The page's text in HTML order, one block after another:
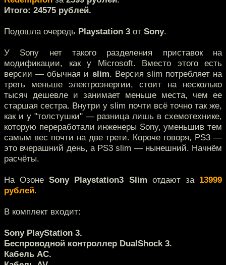
Итого: 24575 рублей.
Подошла очередь Playstation 3 от Sony.
У Sony нет такого разделения приставок на
модификации, как у Microsoft. Вместо этого есть
версии — обычная и slim. Версия slim потребляет на
треть меньше электроэнергии, стоит на несколько
тысяч дешевле и занимает меньше места, чем ее
старшая сестра. Внутри у slim почти всё точно так же,
как и у "толстушки" — разница лишь в схемотехнике,
которую переработали инженеры Sony, уменьшив тем
самым вес почти на две трети. Короче говоря, PS3 —
это вчерашний день, а PS3 slim — нынешний. Начнём
расчёты.
На ОзонеSony Playstation3 Slim отдают за 13999
рублей.
В комплект входит:
Sony PlayStation 3.
Беспроводной контроллер DualShock 3.
Кабель AC.